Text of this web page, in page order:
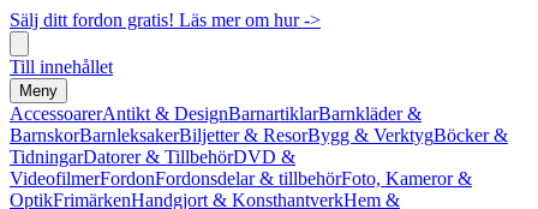
Sälj ditt fordon gratis! Läs mer om hur ->
Till innehållet
Meny
AccessoarerAntikt & DesignBarnartiklarBarnkläder &
BarnskorBarnleksakerBiljetter & ResorBygg & VerktygBöcker &
TidningarDatorer & TillbehörDVD &
VideofilmerFordonFordonsdelar & tillbehörFoto, Kameror &
OptikFrimärkenHandgjort & KonsthantverkHem &